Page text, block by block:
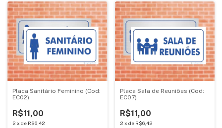
Placa Sanitário Feminino (Cod:
EC02)
R$11,00
2 x de R$6,42
Placa Sala de Reuniões (Cod:
EC07)
R$11,00
2 x de R$6,42